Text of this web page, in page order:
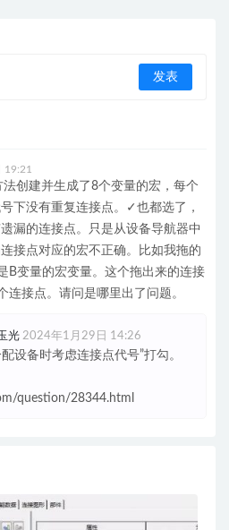
19:21
创建并生成了8个变量的宏，每个
下没有重复连接点。✓也都选了，
漏的连接点。只是从设备导航器中
接点对应的宏不正确。比如我拖的
B变量的宏变量。这个拖出来的连接
连接点。请问是哪里出了问题。
光 2024年1月29日 14:26
设备时考虑连接点代号”打勾。
question/28344.html